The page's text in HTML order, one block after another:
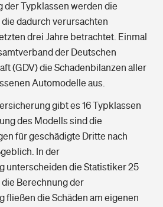
der Typklassen werden die
dadurch verursachten
drei Jahre betrachtet. Einmal
der Deutschen
(GDV) die Schadenbilanzen aller
Automodelle aus.
gibt es 16 Typklassen
des Modells sind die
für geschädigte Dritte nach
In der
unterscheiden die Statistiker 25
Berechnung der
fließen die Schäden am eigenen